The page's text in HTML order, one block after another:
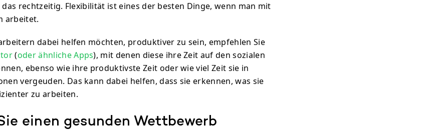
rechtzeitig. Flexibilität ist eines der besten Dinge, wenn man mit
arbeitet.
dabei helfen möchten, produktiver zu sein, empfehlen Sie
(oder ähnliche Apps), mit denen diese ihre Zeit auf den sozialen
ebenso wie ihre produktivste Zeit oder wie viel Zeit sie in
vergeuden. Das kann dabei helfen, dass sie erkennen, was sie
zu arbeiten.
einen gesunden Wettbewerb